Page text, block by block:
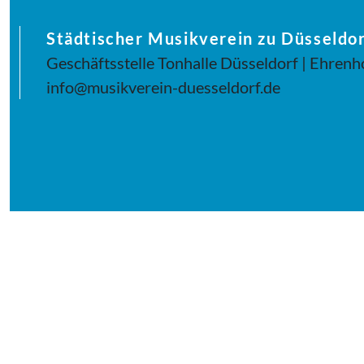
Städtischer Musikverein zu
Geschäftsstelle Tonhalle Düsseldorf |
info@musikverein-duesseldorf.de